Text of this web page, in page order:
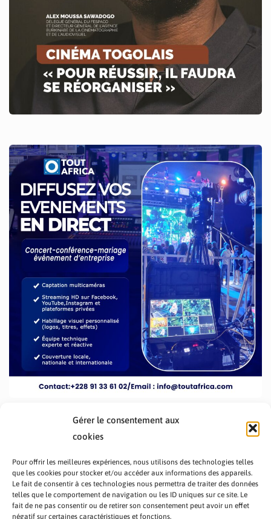
Gérer le consentement aux
cookies
Pour offrir les meilleures expériences, nous utilisons des technologies telles
que les cookies pour stocker et/ou accéder aux informations des appareils.
Le fait de consentir à ces technologies nous permettra de traiter des données
telles que le comportement de navigation ou les ID uniques sur ce site. Le
fait de ne pas consentir ou de retirer son consentement peut avoir un effet
négatif sur certaines caractéristiques et fonctions.
PRÉSENTATION TOUTAFRICA A PROPOS